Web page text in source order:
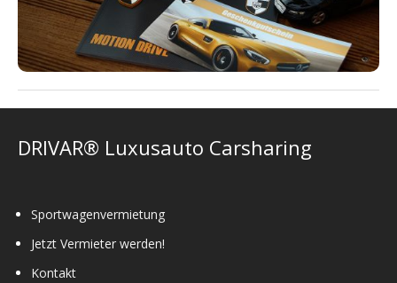
DRIVAR® Luxusauto Carsharing
Sportwagenvermietung
Jetzt Vermieter werden!
Kontakt